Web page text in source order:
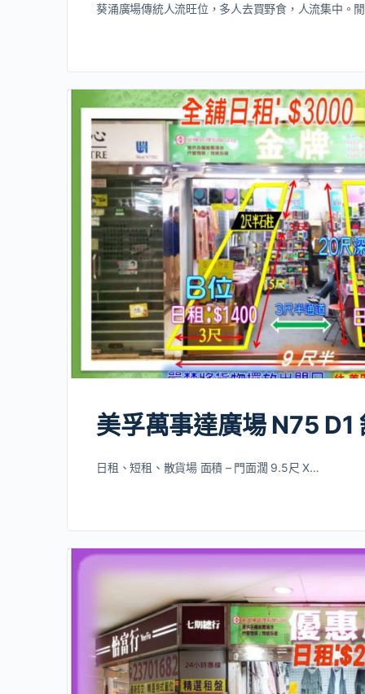
葵涌廣場傳統人流旺位，多人去買野食，人流集中。
美孚萬事達廣場 N75 D1
日租、短租、散貨場 面積 – 門面濶 9.5尺 X…